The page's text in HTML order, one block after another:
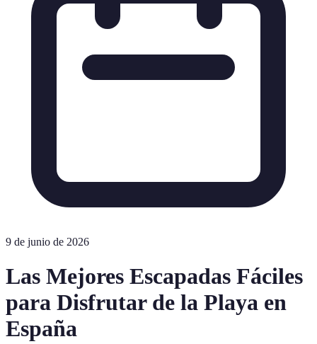
9 de junio de 2026
Las Mejores Escapadas Fáciles
para Disfrutar de la Playa en
España